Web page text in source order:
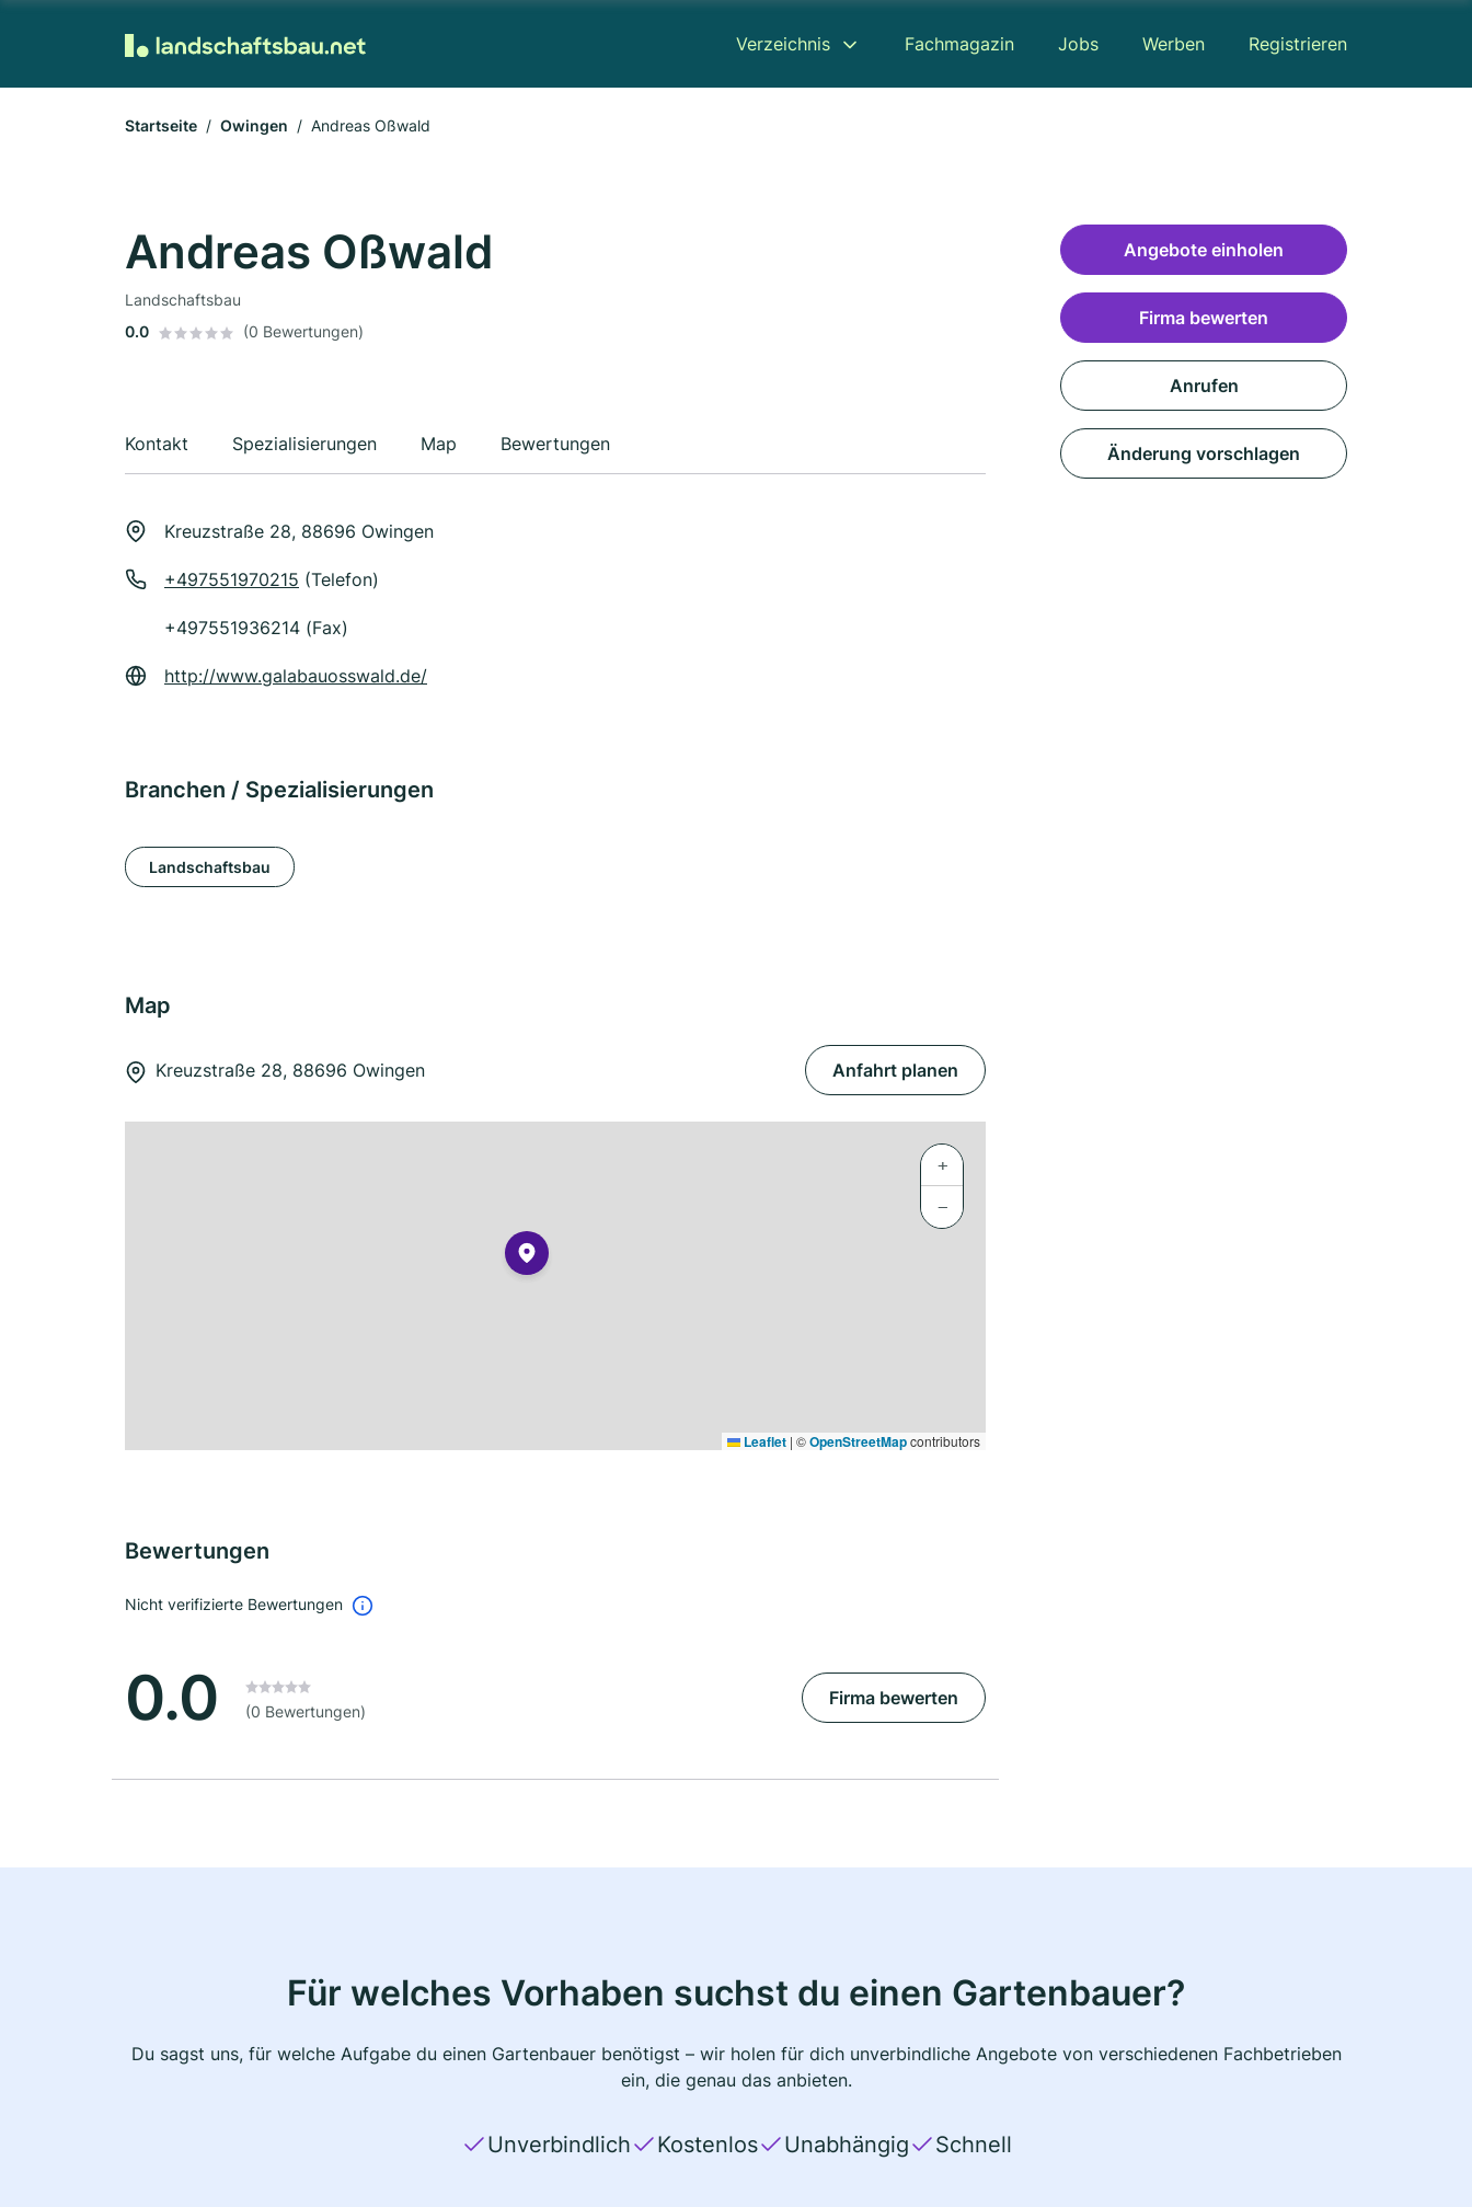
Verzeichnis Fachmagazin Jobs Werben Registrieren
Startseite Owingen Andreas Oßwald
Andreas Oßwald
Landschaftsbau
0.0
(0 Bewertungen)
Kontakt Spezialisierungen Map Bewertungen
Kreuzstraße 28, 88696 Owingen
+497551970215 (Telefon)
+497551936214 (Fax)
http://www.galabauosswald.de/
Branchen / Spezialisierungen
Landschaftsbau
Map
Kreuzstraße 28, 88696 Owingen Anfahrt planen
+
−
Leaflet | ©OpenStreetMapcontributors
Bewertungen
Nicht verifizierte Bewertungen
0.0 (0 Bewertungen)
Firma bewerten
Angebote einholen
Firma bewerten
Anrufen
Änderung vorschlagen
Für welches Vorhaben suchst du einen Gartenbauer?
Du sagst uns, für welche Aufgabe du einen Gartenbauer benötigst – wir holen für dich unverbindliche Angebote von verschiedenen Fachbetrieben
ein, die genau das anbieten.
Unverbindlich Kostenlos Unabhängig Schnell